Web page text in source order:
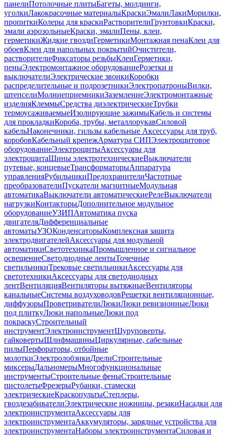
панелиПотолочные плитыБагеты, молдинги,
уголкиЛакокрасочные материалыКраскиЭмалиЛакиМорилки,
пропиткиКолеры для краскиРастворителиГрунтовкиКраски,
эмали аэрозольныеКраски, эмалиПены, клеи,
герметикиЖидкие гвоздиГерметикиМонтажная пенаКлеи для
обоевКлеи для напольных покрытийОчистители,
растворителиФиксаторы резьбыКлеиГерметики,
пеныЭлектромонтажное оборудованиеРозетки и
выключателиЭлектрические звонкиКоробки
распределительные и подрозетникиЭлектропатроныВилки,
штепселиМолниеприемникиЗаземлениеЭлектромонтажные
изделияКлеммыСредства диэлектрическиеТрубки
термоусаживаемыеИзолирующие зажимыКабель и системы
для прокладкиКороба, трубы, металлорукавСиловой
кабельНаконечники, гильзы кабельные Аксессуары для труб,
коробовКабельный крепежАрматура СИПЭлектрощитовое
оборудованиеЭлектрощитыАксессуары для
электрощитаШины электротехническиеВыключатели
путевые, концевыеТрансформаторыАппаратура
управленияРубильникиПредохранителиЧастотные
преобразователиПускатели магнитныеМодульная
автоматикаВыключатели автоматическиеРелеВыключатели
нагрузкиКонтакторыДополнительное модульное
оборудованиеУЗИПАвтоматика пуска
двигателяДифференциальные
автоматыУЗОКонденсаторыКомплексная защита
электродвигателейАксессуары для модульной
автоматикиСветотехникаПромышленное и сигнальное
освещениеСветодиодные лентыТочечные
светильникиТрековые светильникиАксессуары для
светотехникиАксессуары для светодиодных
лентВентиляцияВентиляторы вытяжныеВентиляторы
канальныеСистемы воздуховодовРешетки вентиляционные,
диффузорыПроветривателиЛюкиЛюки ревизионныеЛюки
под плиткуЛюки напольныеЛюки под
покраскуСтроительный
инструментЭлектроинструментШуруповерты,
гайковертыШлифмашиныЦиркулярные, сабельные
пилыПерфораторы, отбойные
молоткиЭлектролобзикиДрелиСтроительные
миксерыДальномерыМногофункциональные
инструментыСтроительные феныСтроительные
пистолетыФрезерыРубанки, стамески
электрическиеКраскопультыСтеплеры,
гвоздезабивателиЭлектрические ножницы, резакиНасадки для
электроинструментаАксессуары для
электроинструментаАккумуляторы, зарядные устройства для
электроинструментаНаборы электроинструментаСиловая и